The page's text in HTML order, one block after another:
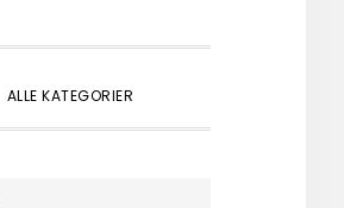
ALLE KATEGORIER